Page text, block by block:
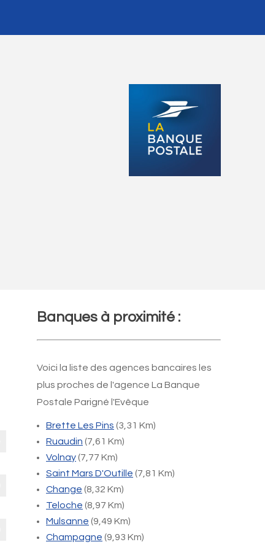
Banques à proximité :
Voici la liste des agences bancaires les
plus proches de l'agence La Banque
Postale Parigné l'Evêque
Brette Les Pins (3,31 Km)
Ruaudin (7,61 Km)
Volnay(7,77 Km)
Saint Mars D'Outille (7,81 Km)
Change (8,32 Km)
Teloche (8,97 Km)
Mulsanne (9,49 Km)
Champagne (9,93 Km)